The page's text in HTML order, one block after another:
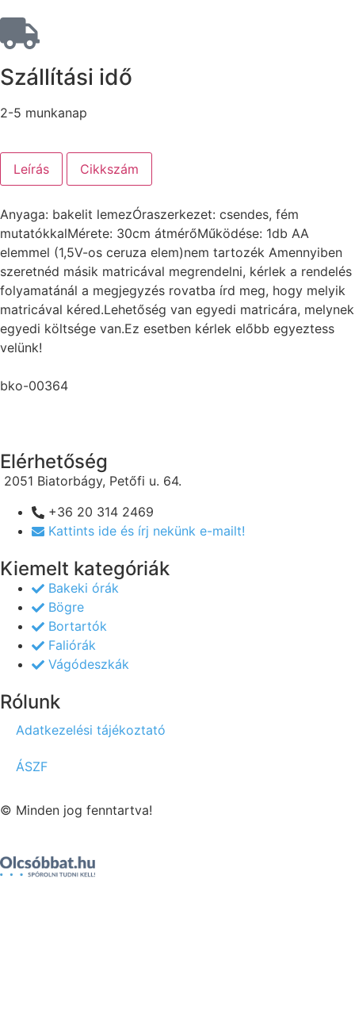
Szállítási idő
2-5 munkanap
Leírás Cikkszám
Anyaga: bakelit lemezÓraszerkezet: csendes, fém
mutatókkalMérete: 30cm átmérőMűködése: 1db AA
elemmel (1,5V-os ceruza elem)nem tartozék Amennyiben
szeretnéd másik matricával megrendelni, kérlek a rendelés
folyamatánál a megjegyzés rovatba írd meg, hogy melyik
matricával kéred.Lehetőség van egyedi matricára, melynek
egyedi költsége van.Ez esetben kérlek előbb egyeztess
velünk!
bko-00364
Elérhetőség
2051 Biatorbágy, Petőfi u. 64.
+36 20 314 2469
Kattints ide és írj nekünk e-mailt!
Kiemelt kategóriák
Bakeki órák
Bögre
Bortartók
Faliórák
Vágódeszkák
Rólunk
Adatkezelési tájékoztató
ÁSZF
© Minden jog fenntartva!